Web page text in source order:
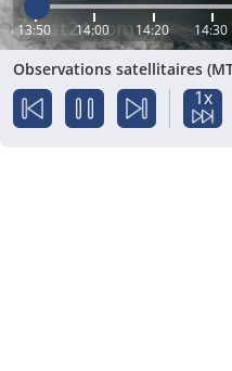
13:50 14:00 14:20 14:30
Observations satellitaires
1x